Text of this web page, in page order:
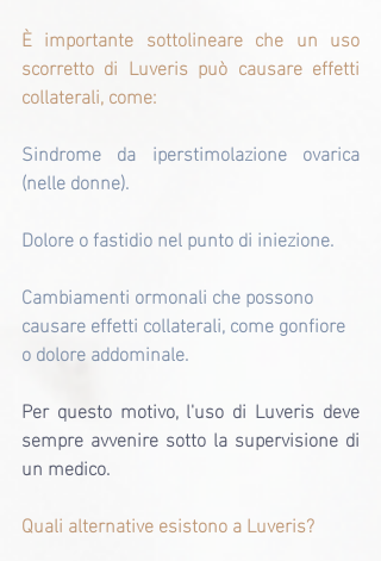
È importante sottolineare che un uso
scorretto di Luveris può causare effetti
collaterali, come:
Sindrome da iperstimolazione ovarica
(nelle donne).
Dolore o fastidio nel punto di iniezione.
Cambiamenti ormonali che possono
causare effetti collaterali, come gonfiore
o dolore addominale.
Per questo motivo, l'uso di Luveris deve
sempre avvenire sotto la supervisione di
un medico.
Quali alternative esistono a Luveris?